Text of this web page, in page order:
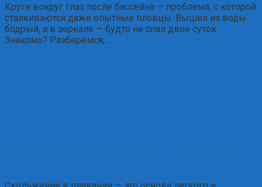
Круги вокруг глаз после бассейна — проблема, с которой
сталкиваются даже опытные пловцы. Вышел из воды
бодрый, а в зеркале — будто не спал двое суток.
Знакомо? Разберёмся,…